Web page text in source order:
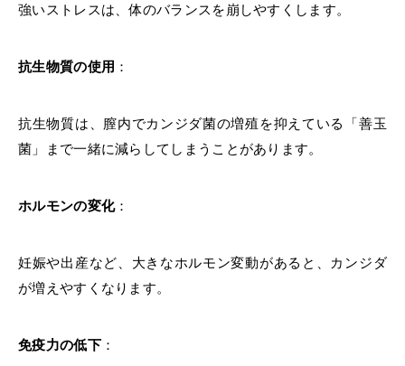
強いストレスは、体のバランスを崩しやすくします。
抗生物質の使用 ：
抗生物質は、膣内でカンジダ菌の増殖を抑えている「善玉
菌」まで一緒に減らしてしまうことがあります。
ホルモンの変化：
妊娠や出産など、大きなホルモン変動があると、カンジダ
が増えやすくなります。
免疫力の低下：